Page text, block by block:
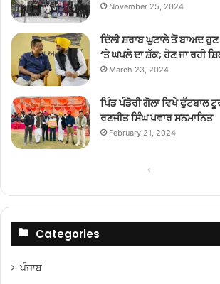
November 25, 2024
ਦਿੱਲੀ ਸ਼ਰਾਬ ਘੁਟਾਲੇ ਤੋਂ ਬਾਅਦ ਹੁਣ
‘ਤੇ ਘਪਲੇ ਦਾ ਸ਼ੱਕ; ਹੋਣ ਜਾ ਰਹੀ
March 23, 2024
ਪਿੰਡ ਪੰਡੋਰੀ ਗੋਲਾ ਵਿਖੇ ਫੁੱਟਬਾਲ
ਰਣਜੀਤ ਸਿੰਘ ਪਵਾਰ ਸਨਮਾਨਿਤ
February 21, 2024
Previous
Categories
ਪੰਜਾਬ